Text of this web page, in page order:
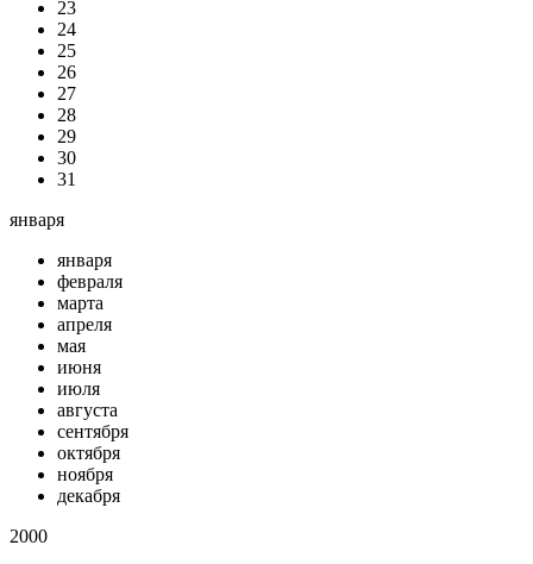
23
24
25
26
27
28
29
30
31
января
января
февраля
марта
апреля
мая
июня
июля
августа
сентября
октября
ноября
декабря
2000